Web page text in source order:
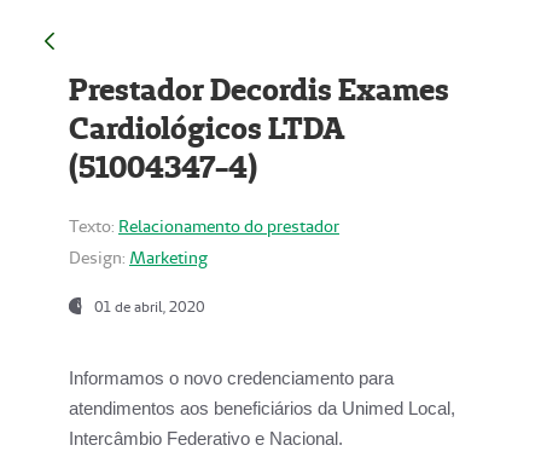
Prestador Decordis Exames
Cardiológicos LTDA
(51004347-4)
Texto: Relacionamento do prestador
Design: Marketing
01 de abril, 2020
Informamos o novo credenciamento para
atendimentos aos beneficiários da Unimed Local,
Intercâmbio Federativo e Nacional.